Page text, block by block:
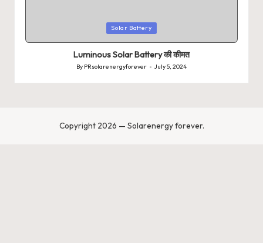
Solar Battery
Luminous Solar Battery की कीमत
Posted
by
By PRsolarenergyforever July 5, 2024
Copyright 2026 — Solarenergy forever.